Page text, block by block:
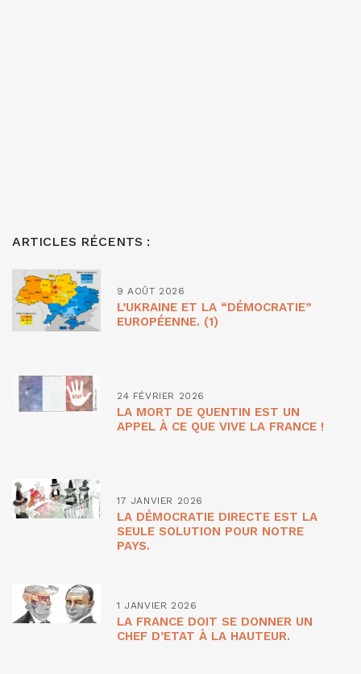
ARTICLES RÉCENTS :
9 AOÛT 2026
L’UKRAINE ET LA “DÉMOCRATIE”
EUROPÉENNE. (1)
24 FÉVRIER 2026
LA MORT DE QUENTIN EST UN
APPEL À CE QUE VIVE LA FRANCE !
17 JANVIER 2026
LA DÉMOCRATIE DIRECTE EST LA
SEULE SOLUTION POUR NOTRE
PAYS.
1 JANVIER 2026
LA FRANCE DOIT SE DONNER UN
CHEF D’ETAT À LA HAUTEUR.